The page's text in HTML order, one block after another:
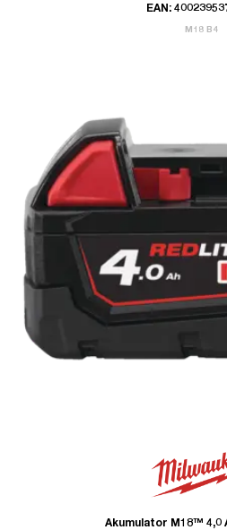
EAN:
M18 B4
Akumulator M18™ 4,0